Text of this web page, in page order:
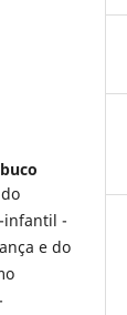
infantil -
e do